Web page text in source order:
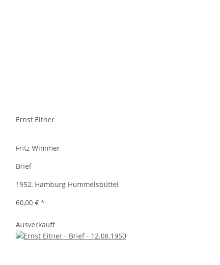
Ernst Eitner
Fritz Wimmer
Brief
1952, Hamburg Hummelsbüttel
60,00 € *
Ausverkauft